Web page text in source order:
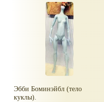
Эбби Боминэйбл (тело
куклы).